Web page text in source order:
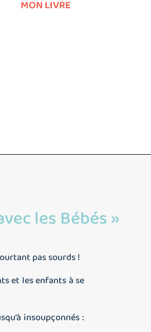
MON LIVRE
les Bébés »
pas sourds !
et les enfants à se
insoupçonnés :